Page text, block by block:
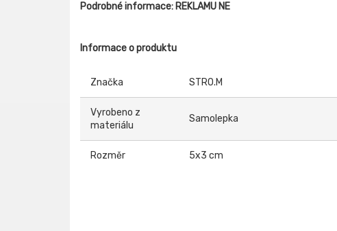
Podrobné informace: REKLAMU NE
Informace o produktu
Značka STRO.M
Vyrobeno z
materiálu
Samolepka
Rozměr 5x3 cm